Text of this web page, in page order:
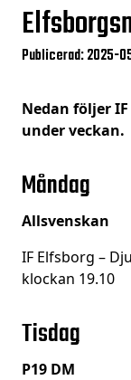
Publicerad: 2025-
Nedan följer
under veckan.
Måndag
Allsvenskan
IF Elfsborg –
klockan 19.10
Tisdag
P19 DM